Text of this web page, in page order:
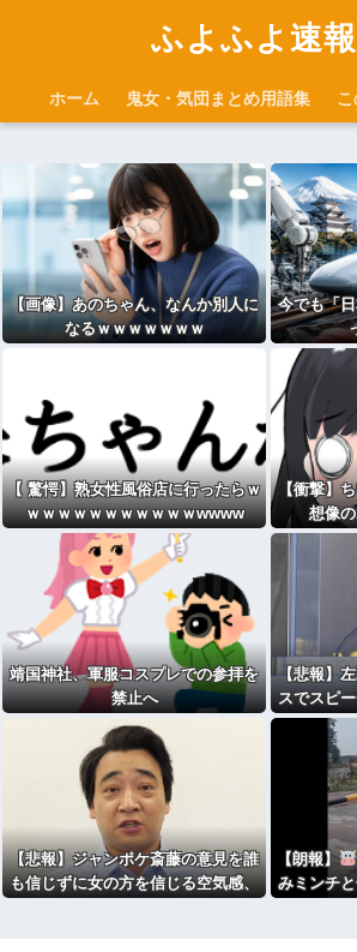
ふよふよ速報
ホーム 鬼女・気団まとめ用語集
【画像】あのちゃん、なんか別人に
なるｗｗｗｗｗｗｗ
今でも「
【 驚愕】熟女性風俗店に行ったらｗ
ｗｗｗｗｗｗｗｗｗｗｗwwww
【衝撃】
想像
靖国神社、軍服コスプレでの参拝を
禁止へ
【悲報】
スでスピ
【悲報】ジャンポケ斎藤の意見を誰
も信じずに女の方を信じる空気感、
【朗報】
みミンチ